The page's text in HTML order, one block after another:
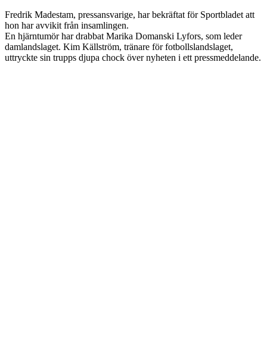
Fredrik Madestam, pressansvarige, har bekräftat för Sportbladet att
hon har avvikit från insamlingen.
En hjärntumör har drabbat Marika Domanski Lyfors, som leder
damlandslaget. Kim Källström, tränare för fotbollslandslaget,
uttryckte sin trupps djupa chock över nyheten i ett pressmeddelande.